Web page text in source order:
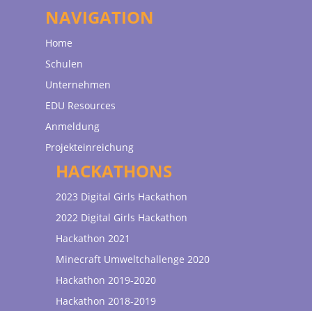
NAVIGATION
Home
Schulen
Unternehmen
EDU Resources
Anmeldung
Projekteinreichung
HACKATHONS
2023 Digital Girls Hackathon
2022 Digital Girls Hackathon
Hackathon 2021
Minecraft Umweltchallenge 2020
Hackathon 2019-2020
Hackathon 2018-2019